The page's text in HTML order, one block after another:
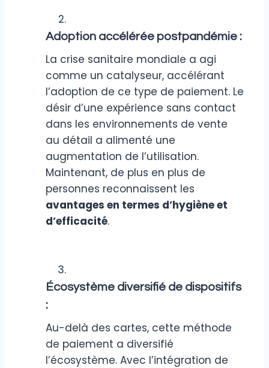
Adoption accélérée postpandémie :
La crise sanitaire mondiale a agi
comme un catalyseur, accélérant
l’adoption de ce type de paiement. Le
désir d’une expérience sans contact
dans les environnements de vente
au détail a alimenté une
augmentation de l’utilisation.
Maintenant, de plus en plus de
personnes reconnaissent les
avantages en termes d’hygiène et
d’efficacité.
Écosystème diversifié de dispositifs
:
Au-delà des cartes, cette méthode
de paiement a diversifié
l’écosystème. Avec l’intégration de